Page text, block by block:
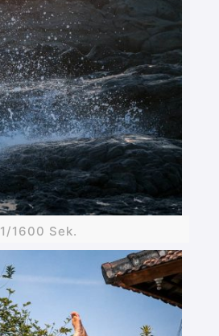
1/1600 Sek.